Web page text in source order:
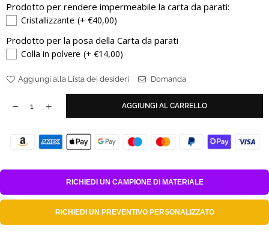
Prodotto per rendere impermeabile la carta da parati:
Cristallizzante (+ €40,00)
Prodotto per la posa della Carta da parati
Colla in polvere (+ €14,00)
Aggiungi alla Lista dei desideri Domanda
AGGIUNGI AL CARRELLO
RICHIEDI UN CAMPIONE DI MATERIALE
RICHIEDI UN PREVENTIVO PERSONALIZZATO